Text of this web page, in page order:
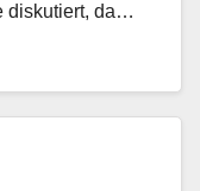
diskutiert, da…